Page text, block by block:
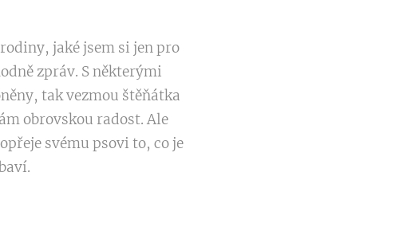
jaké jsem si jen pro
zpráv. S některými
tak vezmou štěňátka
obrovskou radost. Ale
svému psovi to, co je